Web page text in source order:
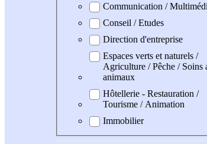
Communication /
Conseil / Etudes
Direction d'entreprise
Espaces verts et naturels /
Agriculture / Pêche / Soins
animaux
Hôtellerie - Restauration /
Tourisme / Animation
Immobilier